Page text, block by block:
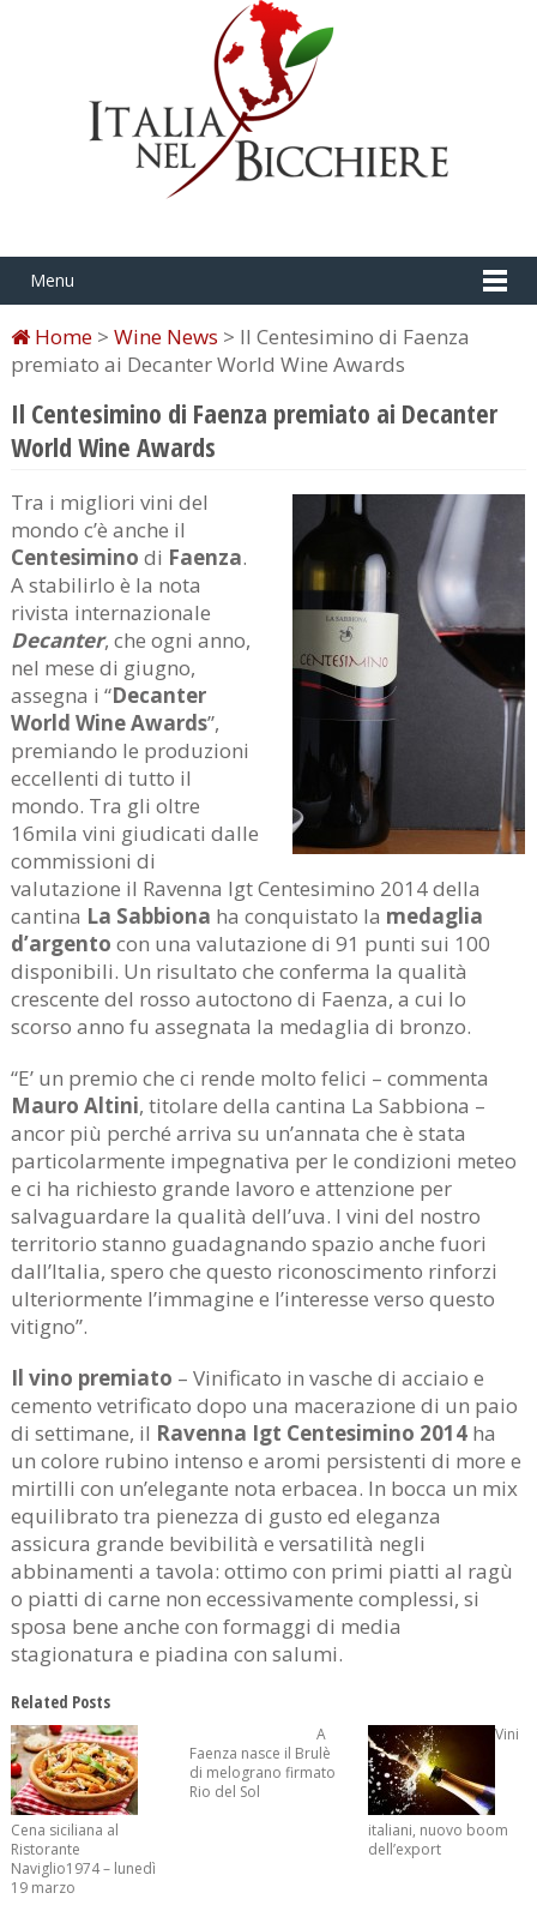
Menu
Home> Wine News > Il Centesimino di Faenza
premiato ai Decanter World Wine Awards
Il Centesimino di Faenza premiato ai Decanter
World Wine Awards
Tra i migliori vini del
mondo c’è anche il
Centesimino di Faenza.
A stabilirlo è la nota
rivista internazionale
Decanter, che ogni anno,
nel mese di giugno,
assegna i “Decanter
World Wine Awards”,
premiando le produzioni
eccellenti di tutto il
mondo. Tra gli oltre
16mila vini giudicati dalle
commissioni di
valutazione il Ravenna Igt Centesimino 2014 della
cantina La Sabbiona ha conquistato la medaglia
d’argento con una valutazione di 91 punti sui 100
disponibili. Un risultato che conferma la qualità
crescente del rosso autoctono di Faenza, a cui lo
scorso anno fu assegnata la medaglia di bronzo.
“E’ un premio che ci rende molto felici – commenta
Mauro Altini, titolare della cantina La Sabbiona –
ancor più perché arriva su un’annata che è stata
particolarmente impegnativa per le condizioni meteo
e ci ha richiesto grande lavoro e attenzione per
salvaguardare la qualità dell’uva. I vini del nostro
territorio stanno guadagnando spazio anche fuori
dall’Italia, spero che questo riconoscimento rinforzi
ulteriormente l’immagine e l’interesse verso questo
vitigno”.
Il vino premiato – Vinificato in vasche di acciaio e
cemento vetrificato dopo una macerazione di un paio
di settimane, il Ravenna Igt Centesimino 2014ha
un colore rubino intenso e aromi persistenti di more e
mirtilli con un’elegante nota erbacea. In bocca un mix
equilibrato tra pienezza di gusto ed eleganza
assicura grande bevibilità e versatilità negli
abbinamenti a tavola: ottimo con primi piatti al ragù
o piatti di carne non eccessivamente complessi, si
sposa bene anche con formaggi di media
stagionatura e piadina con salumi.
Related Posts
Cena siciliana al
Ristorante
Naviglio1974 – lunedì
19 marzo
A
Faenza nasce il Brulè
di melograno firmato
Rio del Sol
Vini
italiani, nuovo boom
dell’export